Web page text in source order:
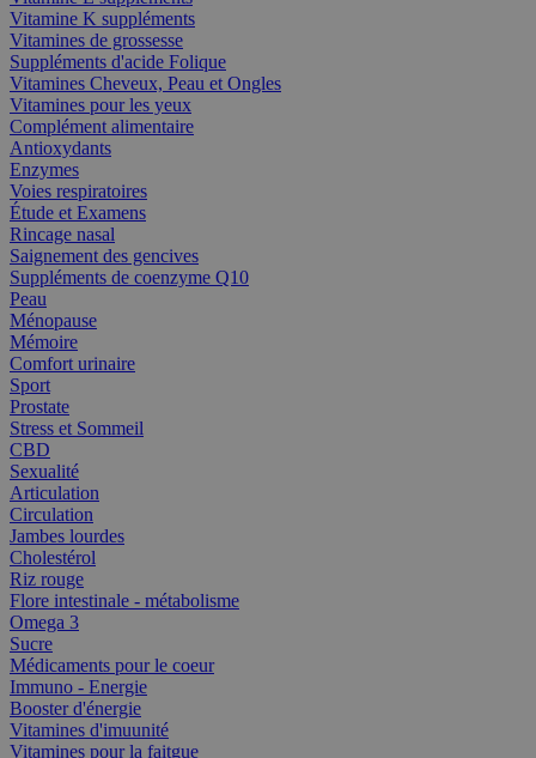
Vitamine K suppléments
Vitamines de grossesse
Suppléments d'acide Folique
Vitamines Cheveux, Peau et Ongles
Vitamines pour les yeux
Complément alimentaire
Antioxydants
Enzymes
Voies respiratoires
Étude et Examens
Rincage nasal
Saignement des gencives
Suppléments de coenzyme Q10
Peau
Ménopause
Mémoire
Comfort urinaire
Sport
Prostate
Stress et Sommeil
CBD
Sexualité
Articulation
Circulation
Jambes lourdes
Cholestérol
Riz rouge
Flore intestinale - métabolisme
Omega 3
Sucre
Médicaments pour le coeur
Immuno - Energie
Booster d'énergie
Vitamines d'imuunité
Vitamines pour la faitgue